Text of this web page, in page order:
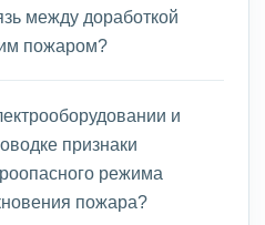
между доработкой
пожаром?
и
признаки
режима
пожара?